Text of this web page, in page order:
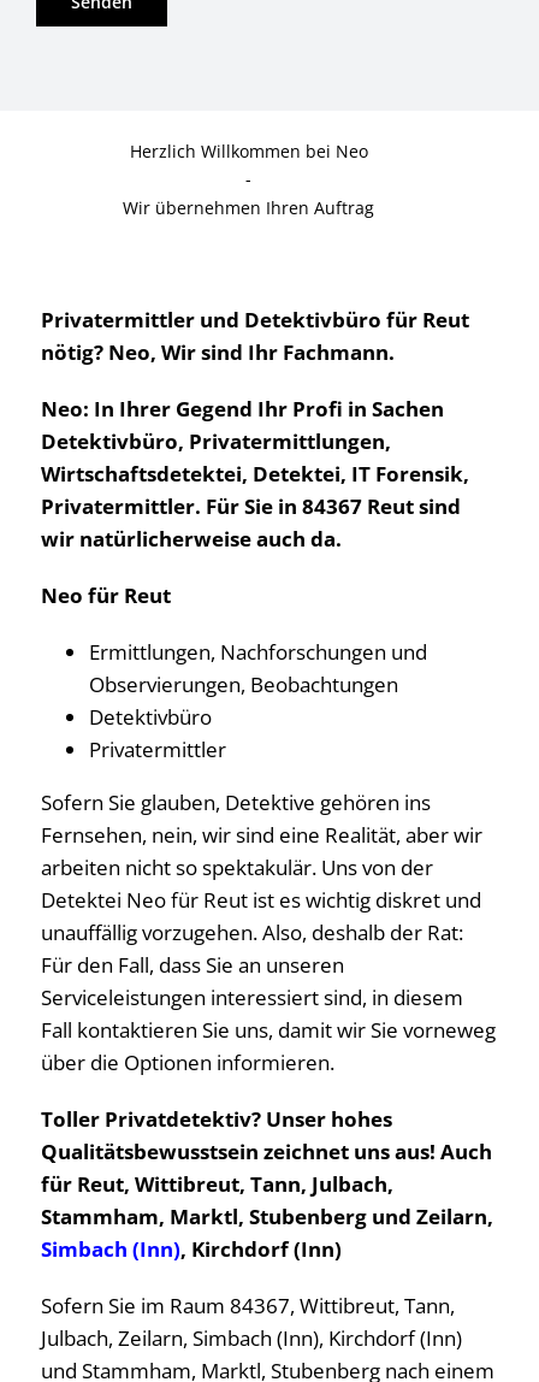
Herzlich Willkommen bei Neo
-
Wir übernehmen Ihren Auftrag
Privatermittler und Detektivbüro für Reut
nötig? Neo, Wir sind Ihr Fachmann.
Neo: In Ihrer Gegend Ihr Profi in Sachen
Detektivbüro, Privatermittlungen,
Wirtschaftsdetektei, Detektei, IT Forensik,
Privatermittler. Für Sie in 84367 Reut sind
wir natürlicherweise auch da.
Neo für Reut
Ermittlungen, Nachforschungen und
Observierungen, Beobachtungen
Detektivbüro
Privatermittler
Sofern Sie glauben, Detektive gehören ins
Fernsehen, nein, wir sind eine Realität, aber wir
arbeiten nicht so spektakulär. Uns von der
Detektei Neo für Reut ist es wichtig diskret und
unauffällig vorzugehen. Also, deshalb der Rat:
Für den Fall, dass Sie an unseren
Serviceleistungen interessiert sind, in diesem
Fall kontaktieren Sie uns, damit wir Sie vorneweg
über die Optionen informieren.
Toller Privatdetektiv? Unser hohes
Qualitätsbewusstsein zeichnet uns aus! Auch
für Reut, Wittibreut, Tann, Julbach,
Stammham, Marktl, Stubenberg und Zeilarn,
Simbach (Inn), Kirchdorf (Inn)
Sofern Sie im Raum 84367, Wittibreut, Tann,
Julbach, Zeilarn, Simbach (Inn), Kirchdorf (Inn)
und Stammham, Marktl, Stubenberg nach einem